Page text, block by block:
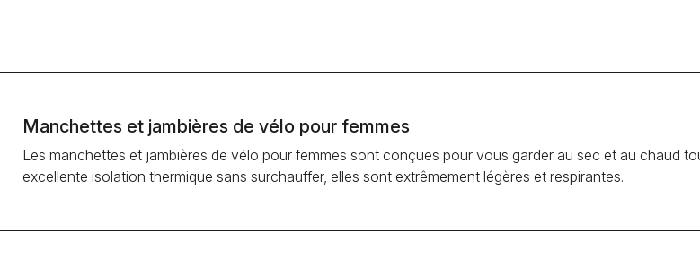
Manchettes et jambières de vélo pour femmes
Les manchettes et jambières de vélo pour femmes sont conçues pour vous garder au sec et au chaud
excellente isolation thermique sans surchauffer, elles sont extrêmement légères et respirantes.